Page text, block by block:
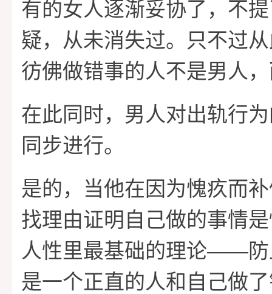
有的女人逐渐妥协了，不
疑，从未消失过。只不过
彷佛做错事的人不是男人
在此同时，男人对出轨行
同步进行。
是的，当他在因为愧疚而
找理由证明自己做的事情
人性里最基础的理论——
是一个正直的人和自己做